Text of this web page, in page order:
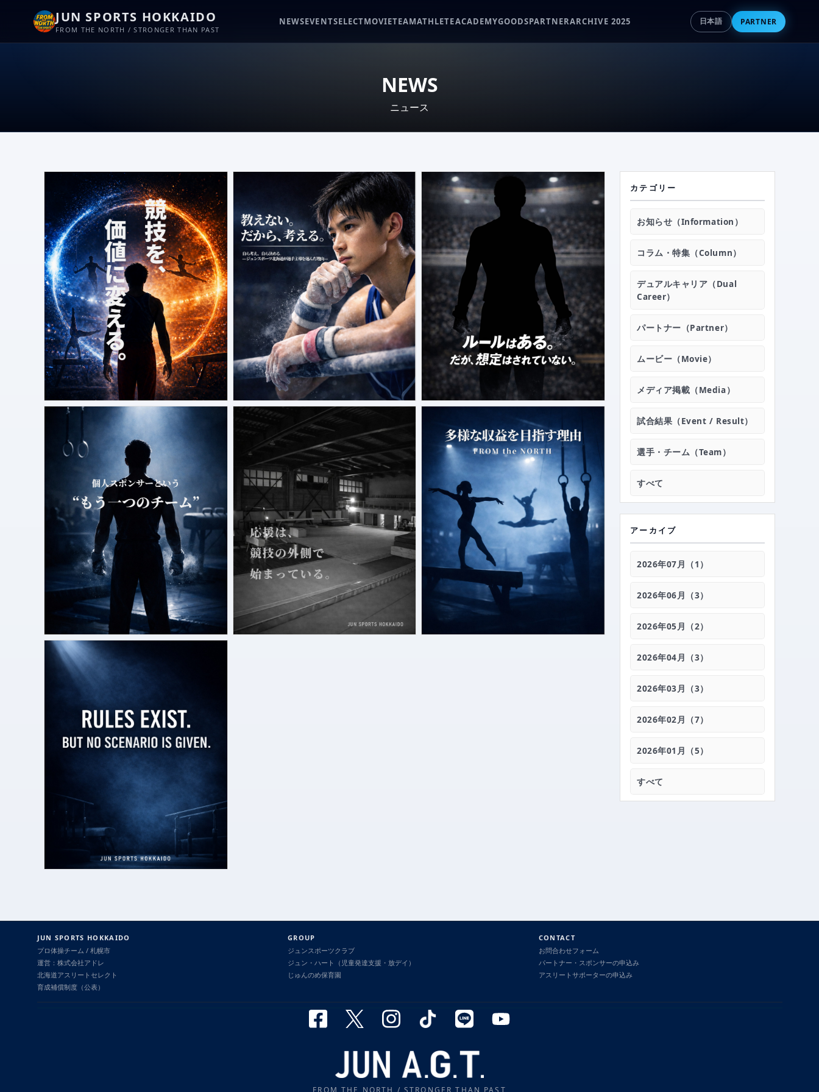
JUN SPORTS HOKKAIDO
FROM THE NORTH / STRONGER THAN PAST
NEWSEVENTSELECTMOVIETEAMATHLETEACADEMYGOODSPARTNERARCHIVE 2025 日本語 PARTNER
HOKKAIDO ATHLETE SELECT
ACADEMY
ARCHIVE 2025
NEWS
ニュース
カテゴリー
お知らせ（Information）
コラム・特集（Column）
デュアルキャリア（Dual
Career）
パートナー（Partner）
ムービー（Movie）
メディア掲載（Media）
試合結果（Event / Result）
選手・チーム（Team）
すべて
アーカイブ
2026年07月（1）
2026年06月（3）
2026年05月（2）
2026年04月（3）
2026年03月（3）
2026年02月（7）
2026年01月（5）
すべて
JUN SPORTS HOKKAIDO
プロ体操チーム / 札幌市
運営：株式会社アドレ
北海道アスリートセレクト
育成補償制度（公表）
GROUP
ジュンスポーツクラブ
ジュン・ハート（児童発達支援・放デイ）
じゅんのめ保育園
CONTACT
お問合わせフォーム
パートナー・スポンサーの申込み
アスリートサポーターの申込み